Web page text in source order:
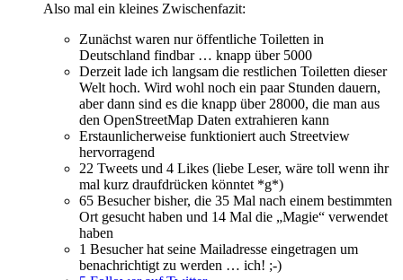
Also mal ein kleines Zwischenfazit:
Zunächst waren nur öffentliche Toiletten in
Deutschland findbar … knapp über 5000
Derzeit lade ich langsam die restlichen Toiletten dieser
Welt hoch. Wird wohl noch ein paar Stunden dauern,
aber dann sind es die knapp über 28000, die man aus
den OpenStreetMap Daten extrahieren kann
Erstaunlicherweise funktioniert auch Streetview
hervorragend
22 Tweets und 4 Likes (liebe Leser, wäre toll wenn ihr
mal kurz draufdrücken könntet *g*)
65 Besucher bisher, die 35 Mal nach einem bestimmten
Ort gesucht haben und 14 Mal die „Magie“ verwendet
haben
1 Besucher hat seine Mailadresse eingetragen um
benachrichtigt zu werden … ich! ;-)